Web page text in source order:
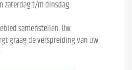
zaterdag t/m dinsdag.
samenstellen. Uw
graag de verspreiding van uw